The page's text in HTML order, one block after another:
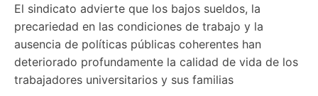
El sindicato advierte que los bajos sueldos, la
precariedad en las condiciones de trabajo y la
ausencia de políticas públicas coherentes han
deteriorado profundamente la calidad de vida de los
trabajadores universitarios y sus familias